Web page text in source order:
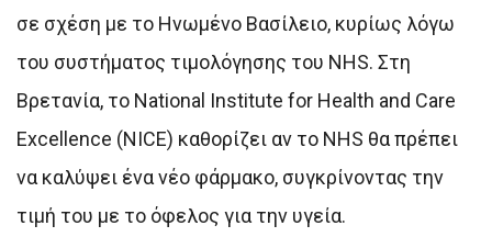
σε σχέση με το Ηνωμένο Βασίλειο, κυρίως λόγω
του συστήματος τιμολόγησης του NHS. Στη
Βρετανία, το National Institute for Health and Care
Excellence (NICE) καθορίζει αν το NHS θα πρέπει
να καλύψει ένα νέο φάρμακο, συγκρίνοντας την
τιμή του με το όφελος για την υγεία.